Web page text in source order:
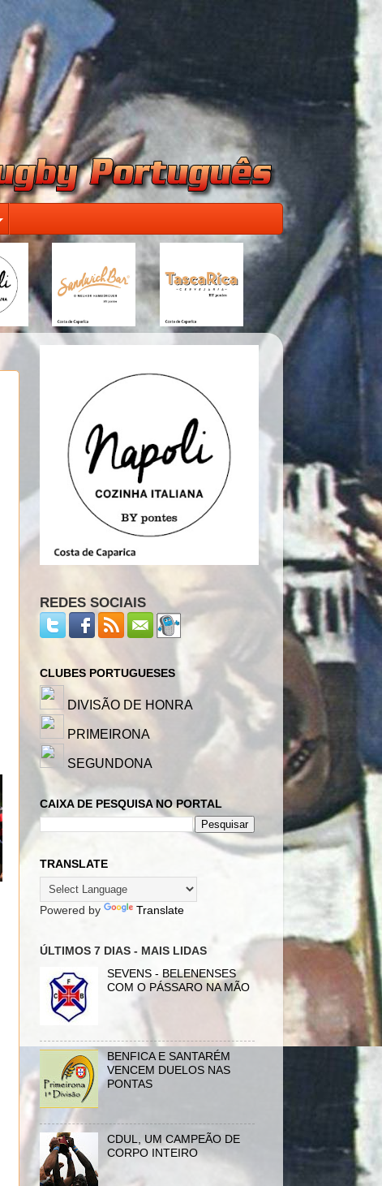
REDES SOCIAIS
CLUBES PORTUGUESES
DIVISÃO DE HONRA
PRIMEIRONA
SEGUNDONA
CAIXA DE PESQUISA NO PORTAL
TRANSLATE
Powered by Translate
ÚLTIMOS 7 DIAS - MAIS LIDAS
SEVENS - BELENENSES
COM O PÁSSARO NA MÃO
BENFICA E SANTARÉM
VENCEM DUELOS NAS
PONTAS
CDUL, UM CAMPEÃO DE
CORPO INTEIRO